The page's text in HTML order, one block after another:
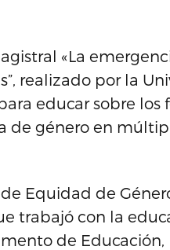
«La
realizado por la
educar sobre los
género en
Equidad de
trabajó con la
de Educación,